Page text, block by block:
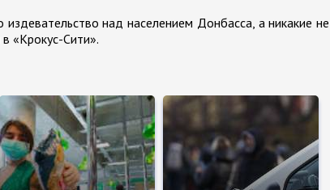
над населением Донбасса, а никакие не
«Крокус-Сити».